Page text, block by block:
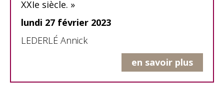
XXIe siècle. »
lundi 27 février 2023
LEDERLÉ Annick
en savoir plus